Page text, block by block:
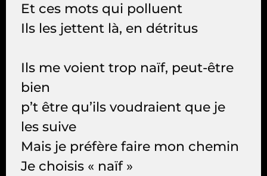
Et ces mots qui polluent
Ils les jettent là, en détritus
Ils me voient trop naïf, peut-être
bien
p’t être qu’ils voudraient que je
les suive
Mais je préfère faire mon chemin
Je choisis « naïf »